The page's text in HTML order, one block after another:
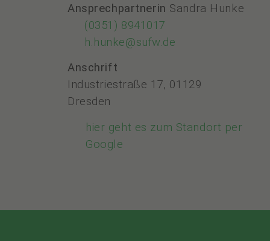
Ansprechpartnerin Sandra Hunke
(0351) 8941017
h.hunke@sufw.de
Anschrift
Industriestraße 17, 01129
Dresden
hier geht es zum Standort per
Google